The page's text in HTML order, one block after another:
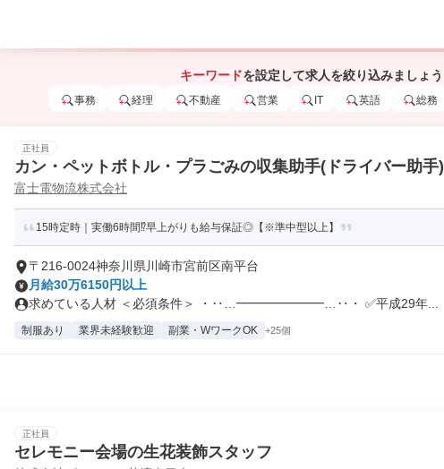
キーワードを設定して求人を絞り込みましょう
事務 経理 不動産 営業 IT 英語 総務
正社員
カン・ペットボトル・プラごみの収集助手(ドライバー助手)
富士電物流株式会社
15時定時｜実働6時間⁉早上がりも給与保証◎【※準中型以上】
〒216-0024神奈川県川崎市宮前区南平台
月給30万6150円以上
求めている人材 ＜必須条件＞ ・‥…━━━━━━━…‥・ ✅平成29年...
制服あり 業界未経験歓迎 副業・WワークOK +25個
正社員
セレモニー会場の生花装飾スタッフ